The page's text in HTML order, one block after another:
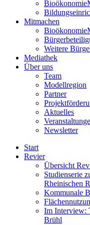
Mitmachen
Weitere
Mediathek
Über uns
Team
Modellregion
Partner
Aktuelles
Newsletter
Start
Revier
Übersicht
Studienserie
Rheinischen
Kommunale
Im Interview:
Brühl